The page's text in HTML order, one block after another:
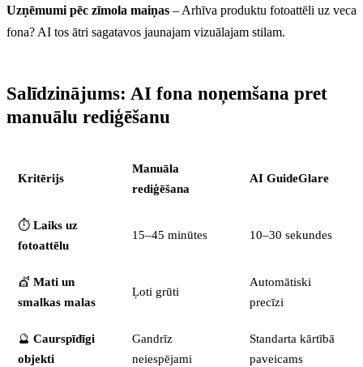
Uzņēmumi pēc zīmola maiņas – Arhīva produktu fotoattēli uz veca
fona? AI tos ātri sagatavos jaunajam vizuālajam stilam.
Salīdzinājums: AI fona noņemšana pret
manuālu rediģēšanu
Kritērijs
Manuāla
rediģēšana
AI GuideGlare
⏱️ Laiks uz
fotoattēlu
15–45 minūtes 10–30 sekundes
💇 Mati un
smalkas malas
Ļoti grūti
Automātiski
precīzi
🔮 Caurspīdīgi
objekti
Gandrīz
neiespējami
Standarta kārtībā
paveicams